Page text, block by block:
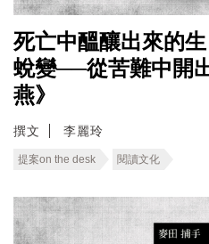
死亡中醞釀出來的
蛻變──從苦難中開
燕》
撰文 李麗玲
提案on the desk 閱讀文化